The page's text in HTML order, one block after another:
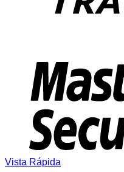
Vista Rápida